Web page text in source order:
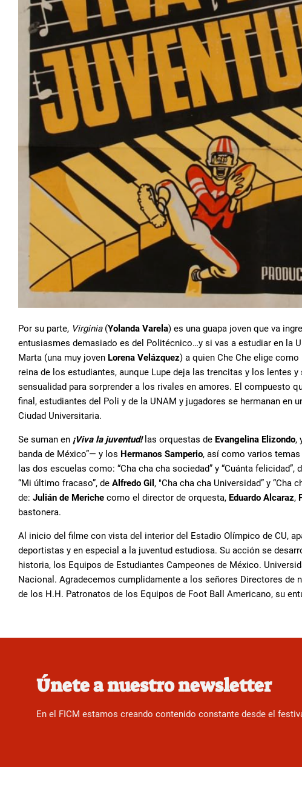
Por su parte, Virginia(Yolanda Varela) es una guapa joven que va
entusiasmes demasiado es del Politécnico…y si vas a estudiar en la
Marta (una muy joven Lorena Velázquez) a quien Che Che elige
reina de los estudiantes, aunque Lupe deja las trencitas y los lentes
sensualidad para sorprender a los rivales en amores. El compuesto
final, estudiantes del Poli y de la UNAM y jugadores se hermanan en
Ciudad Universitaria.
Se suman en ¡Viva la juventud! las orquestas de Evangelina Elizondo,
banda de México”— y los Hermanos Samperio, así como varios
las dos escuelas como: “Cha cha cha sociedad” y “Cuánta felicidad”,
“Mi último fracaso”, de Alfredo Gil , "Cha cha cha Universidad” y “Cha
de: Julián de Meriche como el director de orquesta, Eduardo Alcaraz,
bastonera.
Al inicio del filme con vista del interior del Estadio Olímpico de CU,
deportistas y en especial a la juventud estudiosa. Su acción se
historia, los Equipos de Estudiantes Campeones de México.
Nacional. Agradecemos cumplidamente a los señores Directores de
de los H.H. Patronatos de los Equipos de Foot Ball Americano, su
Únete a nuestro newsletter
En el FICM estamos creando contenido constante desde el